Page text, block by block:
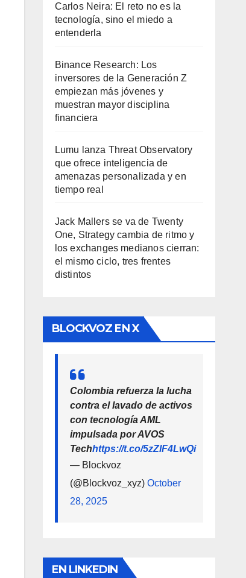
Carlos Neira: El reto no es la
tecnología, sino el miedo a
entenderla
Binance Research: Los
inversores de la Generación Z
empiezan más jóvenes y
muestran mayor disciplina
financiera
Lumu lanza Threat Observatory
que ofrece inteligencia de
amenazas personalizada y en
tiempo real
Jack Mallers se va de Twenty
One, Strategy cambia de ritmo y
los exchanges medianos cierran:
el mismo ciclo, tres frentes
distintos
BLOCKVOZ EN X
Colombia refuerza la lucha
contra el lavado de activos
con tecnología AML
impulsada por AVOS
Techhttps://t.co/5zZlF4LwQi
— Blockvoz
(@Blockvoz_xyz) October
28, 2025
EN LINKEDIN